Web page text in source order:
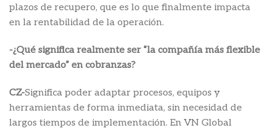
plazos de recupero, que es lo que finalmente impacta
en la rentabilidad de la operación.
-¿Qué significa realmente ser “la compañía más flexible
del mercado” en cobranzas?
CZ-Significa poder adaptar procesos, equipos y
herramientas de forma inmediata, sin necesidad de
largos tiempos de implementación. En VN Global